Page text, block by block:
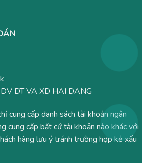
DT VA XD HAI DANG
cung cấp danh sách tài khoản ngân
cung cấp bất cứ tài khoản nào khác với
hàng lưu ý tránh trường hợp kẻ xấu